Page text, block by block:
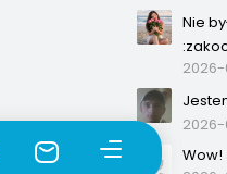
Nie
2026-
2026-
Wow!